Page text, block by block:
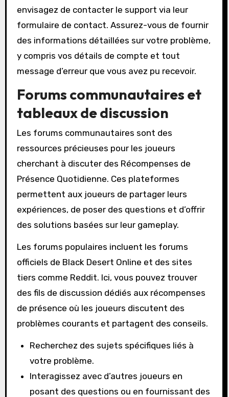
envisagez de contacter le support via leur
formulaire de contact. Assurez-vous de fournir
des informations détaillées sur votre problème,
y compris vos détails de compte et tout
message d’erreur que vous avez pu recevoir.
Forums communautaires et
tableaux de discussion
Les forums communautaires sont des
ressources précieuses pour les joueurs
cherchant à discuter des Récompenses de
Présence Quotidienne. Ces plateformes
permettent aux joueurs de partager leurs
expériences, de poser des questions et d’offrir
des solutions basées sur leur gameplay.
Les forums populaires incluent les forums
officiels de Black Desert Online et des sites
tiers comme Reddit. Ici, vous pouvez trouver
des fils de discussion dédiés aux récompenses
de présence où les joueurs discutent des
problèmes courants et partagent des conseils.
Recherchez des sujets spécifiques liés à
votre problème.
Interagissez avec d’autres joueurs en
posant des questions ou en fournissant des